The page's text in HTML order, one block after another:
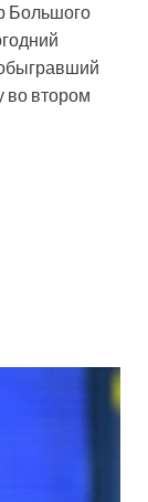
Большого
во втором